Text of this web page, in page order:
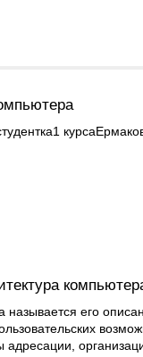
называется его